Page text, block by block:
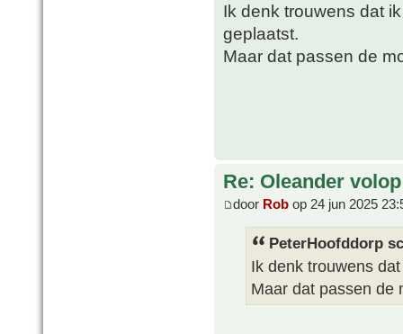
Ik denk trouwens dat
geplaatst.
Maar dat passen de
Re: Oleander
door Rob op 24 jun 2025
PeterHoofddorp
Ik denk trouwens
Maar dat passen de